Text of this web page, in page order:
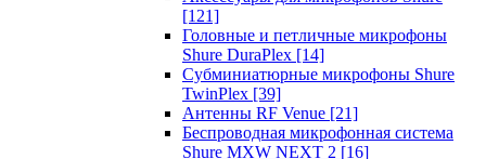
[121]
Головные и петличные микрофоны
Shure DuraPlex [14]
Субминиатюрные микрофоны Shure
TwinPlex [39]
Антенны RF Venue [21]
Беспроводная микрофонная система
Shure MXW NEXT 2 [16]